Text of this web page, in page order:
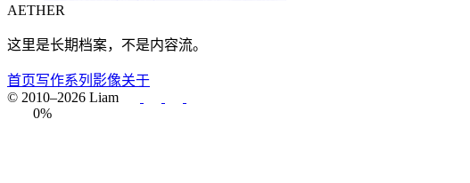
AETHER
这里是长期档案，不是内容流。
首页写作系列 影像关于
© 2010–2026 Liam
0%